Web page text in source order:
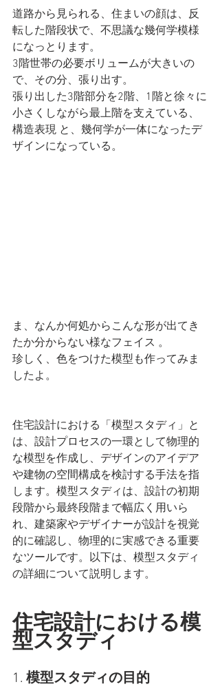
道路から見られる、住まいの顔は、反
転した階段状で、不思議な幾何学模様
になっとります。
3階世帯の必要ボリュームが大きいの
で、その分、張り出す。
張り出した3階部分を2階、1階と徐々に
小さくしながら最上階を支えている、
構造表現 と、幾何学が一体になったデ
ザインになっている。
ま、なんか何処からこんな形が出てき
たか分からない様なフェイス 。
珍しく、色をつけた模型も作ってみま
したよ。
住宅設計における「模型スタディ」と
は、設計プロセスの一環として物理的
な模型を作成し、デザインのアイデア
や建物の空間構成を検討する手法を指
します。模型スタディは、設計の初期
段階から最終段階まで幅広く用いら
れ、建築家やデザイナーが設計を視覚
的に確認し、物理的に実感できる重要
なツールです。以下は、模型スタディ
の詳細について説明します。
住宅設計における模
型スタディ
1. 模型スタディの目的